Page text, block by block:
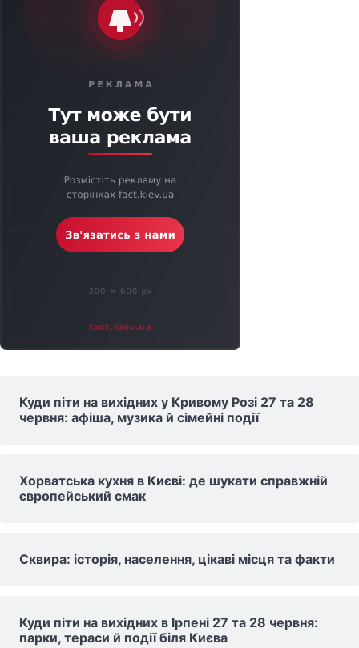
Куди піти на вихідних у Кривому Розі 27 та 28
червня: афіша, музика й сімейні події
Хорватська кухня в Києві: де шукати справжній
європейський смак
Сквира: історія, населення, цікаві місця та факти
Куди піти на вихідних в Ірпені 27 та 28 червня:
парки, тераси й події біля Києва